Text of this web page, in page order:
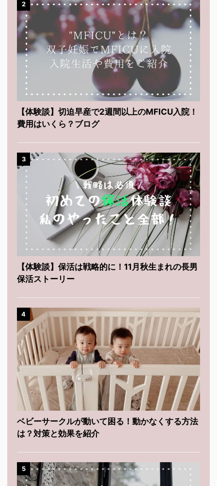
2
【体験談】切迫早産で2週間以上のMFICU入院！
費用はいくら？ブログ
3
【体験談】保活は戦略的に！11月秋生まれの長男
保活ストーリー
4
ベビーサークルが動いて困る！動かなくする方法
は？対策と効果を紹介
5